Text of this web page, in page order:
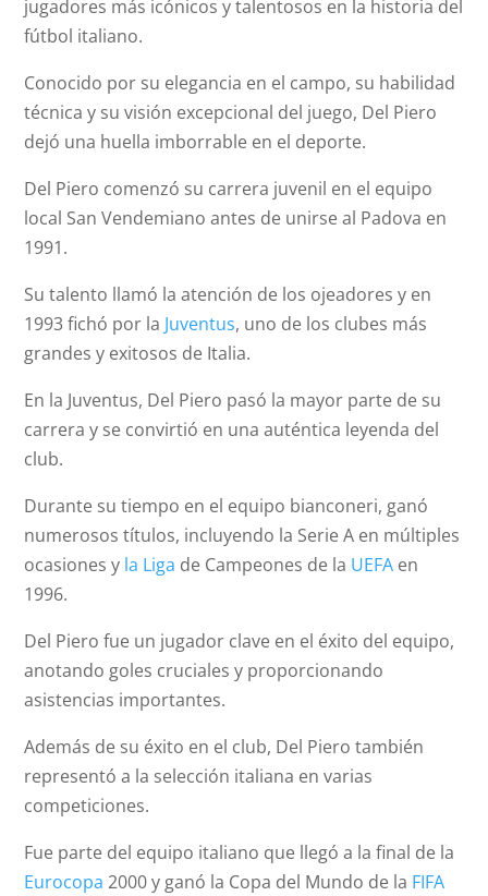
jugadores más icónicos y talentosos en la historia del
fútbol italiano.
Conocido por su elegancia en el campo, su habilidad
técnica y su visión excepcional del juego, Del Piero
dejó una huella imborrable en el deporte.
Del Piero comenzó su carrera juvenil en el equipo
local San Vendemiano antes de unirse al Padova en
1991.
Su talento llamó la atención de los ojeadores y en
1993 fichó por la Juventus, uno de los clubes más
grandes y exitosos de Italia.
En la Juventus, Del Piero pasó la mayor parte de su
carrera y se convirtió en una auténtica leyenda del
club.
Durante su tiempo en el equipo bianconeri, ganó
numerosos títulos, incluyendo la Serie A en múltiples
ocasiones y la Liga de Campeones de la UEFA en
1996.
Del Piero fue un jugador clave en el éxito del equipo,
anotando goles cruciales y proporcionando
asistencias importantes.
Además de su éxito en el club, Del Piero también
representó a la selección italiana en varias
competiciones.
Fue parte del equipo italiano que llegó a la final de la
Eurocopa 2000 y ganó la Copa del Mundo de la FIFA